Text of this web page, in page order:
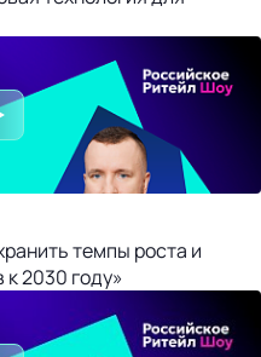
темпы роста и
2030 году»